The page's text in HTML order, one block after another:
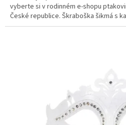
vyberte si v rodinném e-shopu
České republice. Škraboška šikmá s